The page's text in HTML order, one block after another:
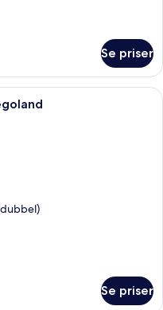
Se priser
säng med handdukar formade
Se priser